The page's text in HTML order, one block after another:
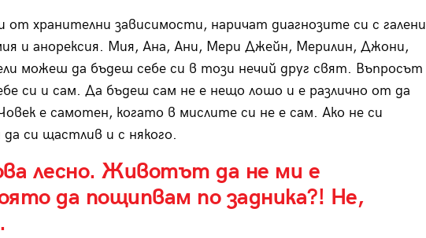
хранителни зависимости, наричат диагнозите си с галени
и анорексия. Мия, Ана, Ани, Мери Джейн, Мерилин, Джони,
можеш да бъдеш себе си в този нечий друг свят. Въпросът
си и сам. Да бъдеш сам не е нещо лошо и е различно от да
е самотен, когато в мислите си не е сам. Ако не си
си щастлив и с някого.
лесно. Животът да не ми е
да пощипвам по задника?! Не,